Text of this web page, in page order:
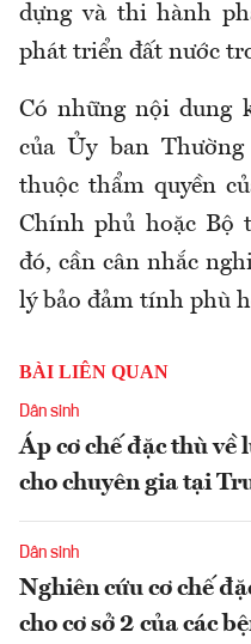
dựng và thi hành
phát triển đất nước
Có những nội dung
của Ủy ban
thuộc thẩm quyền
Chính phủ hoặc Bộ
đó, cần cân nhắc
lý bảo đảm tính phù
BÀI LIÊN QUAN
Dân sinh
Áp cơ chế đặc thù về
cho chuyên gia tại
Dân sinh
Nghiên cứu cơ chế
cho cơ sở 2 của các